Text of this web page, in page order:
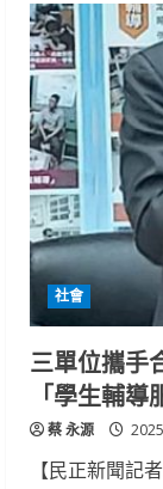
時
辨
識
腦
中
風
症
狀
把
握
黃
金
治
療
時
機
社會
三單位攜手
「學生輔導
蔡 永源
【民正新聞記